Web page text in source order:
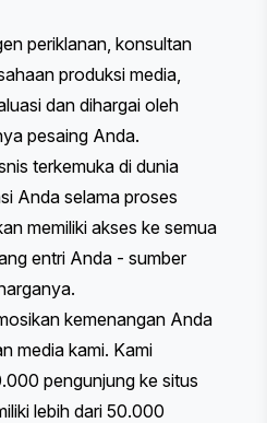
periklanan, konsultan
produksi media,
dan dihargai oleh
pesaing Anda.
terkemuka di dunia
Anda selama proses
memiliki akses ke semua
entri Anda - sumber
kemenangan Anda
media kami. Kami
pengunjung ke situs
lebih dari 50.000